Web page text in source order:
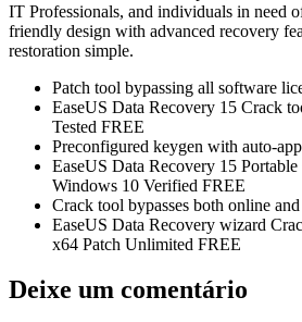
IT Professionals, and individuals in need
friendly design with advanced recovery
restoration simple.
Patch tool bypassing all software
EaseUS Data Recovery 15 Crack
Tested FREE
Preconfigured keygen with auto-
EaseUS Data Recovery 15
Windows 10 Verified FREE
Crack tool bypasses both online
EaseUS Data Recovery wizard
x64 Patch Unlimited FREE
Deixe um comentário